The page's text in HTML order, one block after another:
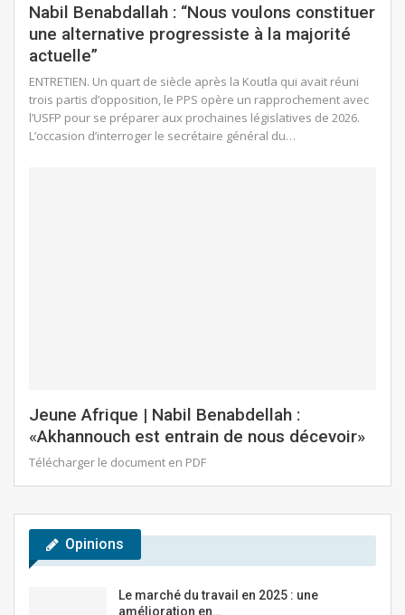
Nabil Benabdallah : “Nous voulons constituer
une alternative progressiste à la majorité
actuelle”
ENTRETIEN. Un quart de siècle après la Koutla qui avait réuni
trois partis d’opposition, le PPS opère un rapprochement avec
l’USFP pour se préparer aux prochaines législatives de 2026.
L’occasion d’interroger le secrétaire général du…
Jeune Afrique | Nabil Benabdellah :
«Akhannouch est entrain de nous décevoir»
Télécharger le document en PDF
Opinions
Le marché du travail en 2025 : une
amélioration en…